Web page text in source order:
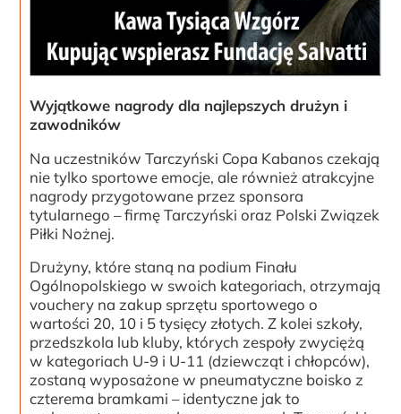
Wyjątkowe nagrody dla najlepszych drużyn i
zawodników
Na uczestników Tarczyński Copa Kabanos czekają
nie tylko sportowe emocje, ale również atrakcyjne
nagrody przygotowane przez sponsora
tytularnego – firmę Tarczyński oraz Polski Związek
Piłki Nożnej.
Drużyny, które staną na podium Finału
Ogólnopolskiego w swoich kategoriach, otrzymają
vouchery na zakup sprzętu sportowego o
wartości 20, 10 i 5 tysięcy złotych. Z kolei szkoły,
przedszkola lub kluby, których zespoły zwyciężą
w kategoriach U-9 i U-11 (dziewcząt i chłopców),
zostaną wyposażone w pneumatyczne boisko z
czterema bramkami – identyczne jak to